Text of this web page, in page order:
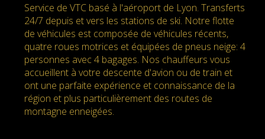
Service de VTC basé à l'aéroport de Lyon. Transferts
24/7 depuis et vers les stations de ski. Notre flotte
de véhicules est composée de véhicules récents,
quatre roues motrices et équipées de pneus neige: 4
personnes avec 4 bagages. Nos chauffeurs vous
accueillent à votre descente d'avion ou de train et
ont une parfaite expérience et connaissance de la
région et plus particulièrement des routes de
montagne enneigées.